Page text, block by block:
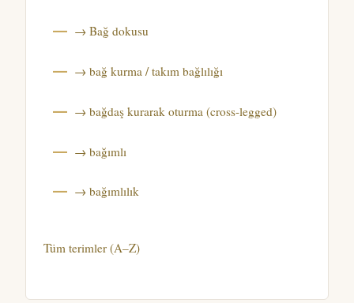
→ Bağ dokusu
→ bağ kurma / takım bağlılığı
→ bağdaş kurarak oturma (cross-legged)
→ bağımlı
→ bağımlılık
Tüm terimler (A–Z)